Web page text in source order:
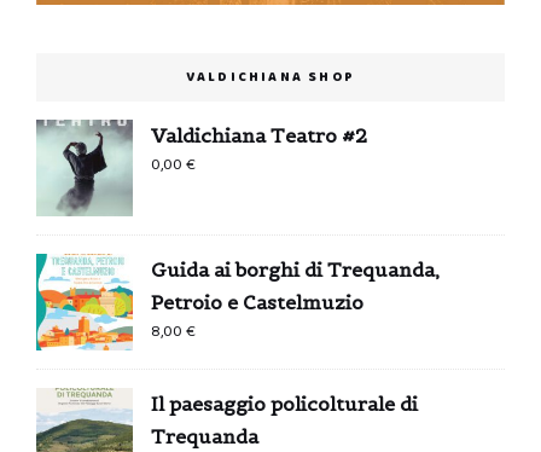
VALDICHIANA SHOP
Valdichiana Teatro #2
0,00€
Guida ai borghi di Trequanda,
Petroio e Castelmuzio
8,00€
Il paesaggio policolturale di
Trequanda